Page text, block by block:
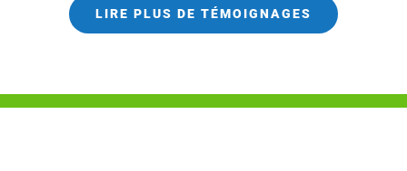
LIRE PLUS DE TÉMOIGNAGES